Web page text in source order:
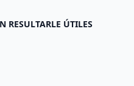
RESULTARLE ÚTILES